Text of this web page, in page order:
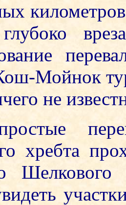
Мойнок
не
хребта